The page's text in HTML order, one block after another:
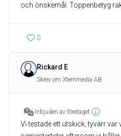
och önskemål. Toppenbetyg
0
Rickard E
Skrev om Xternmedia AB
Inbjuden av företaget
Vi testade ett utskick, tyvärr var